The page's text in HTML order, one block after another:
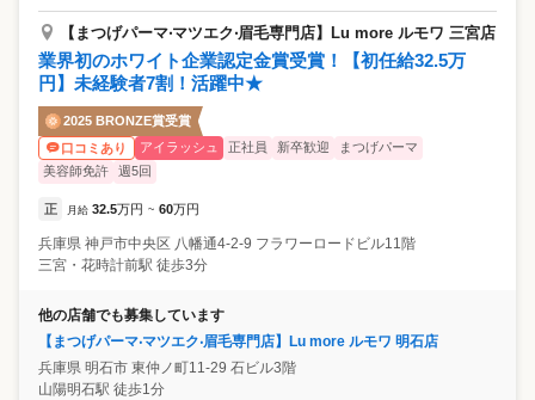
【まつげパーマ‧マツエク‧眉⽑専⾨店】Lu more ルモワ 三宮店
業界初のホワイト企業認定金賞受賞！【初任給32.5万
円】未経験者7割！活躍中★
2025 BRONZE賞受賞
口コミあり
アイラッシュ 正社員 新卒歓迎
まつげパーマ
美容師免許
週5回
正 月給 32.5万円 ~ 60万円
兵庫県 神戸市中央区 ⼋幡通4-2-9 フラワーロードビル11階
三宮・花時計前駅 徒歩3分
他の店舗でも募集しています
【まつげパーマ‧マツエク‧眉⽑専⾨店】Lu more ルモワ 明石店
兵庫県 明石市 東仲ノ町11-29 石ビル3階
山陽明石駅 徒歩1分